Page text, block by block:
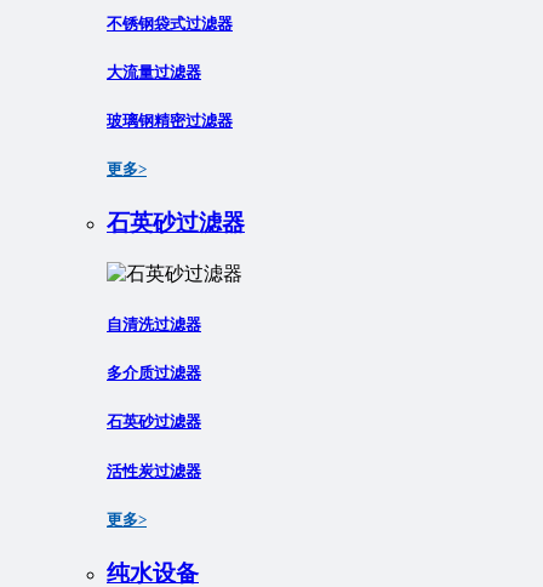
不锈钢袋式过滤器
大流量过滤器
玻璃钢精密过滤器
更多>
石英砂过滤器
自清洗过滤器
多介质过滤器
石英砂过滤器
活性炭过滤器
更多>
纯水设备